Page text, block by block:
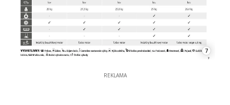
7
REKLAMA